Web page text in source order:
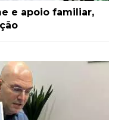
e apoio familiar,